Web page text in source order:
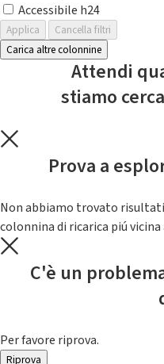
Accessibile h24
Applica
Cancella filtri
Carica altre colonnine
Attendi
stiamo
Prova a
Non abbiamo trovato
colonnina di ricarica piú
C'è un
Per favore riprova.
Riprova